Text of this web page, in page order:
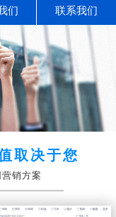
们 联系我们
取决于您
销方案